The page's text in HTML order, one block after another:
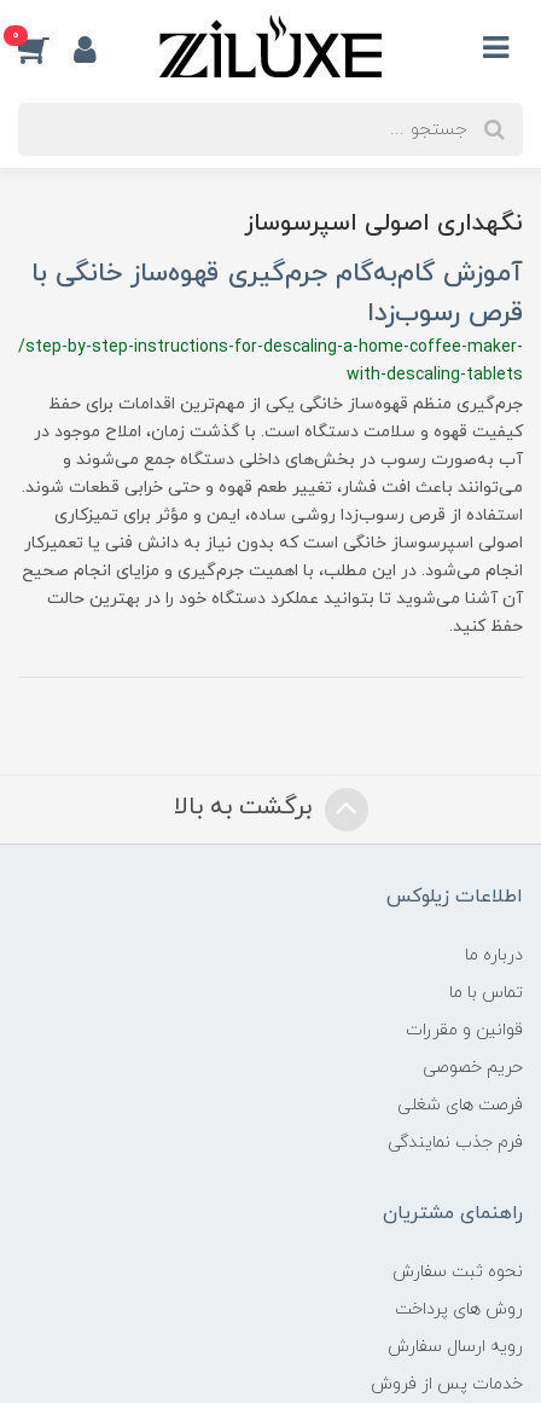
0
نگهداری اصولی اسپرسوساز
آموزش گام‌به‌گام جرم‌گیری قهوه‌ساز خانگی با
قرص رسوب‌زدا
/step-by-step-instructions-for-descaling-a-home-coffee-maker-
with-descaling-tablets
جرم‌گیری منظم قهوه‌ساز خانگی یکی از مهم‌ترین اقدامات برای حفظ
کیفیت قهوه و سلامت دستگاه است. با گذشت زمان، املاح موجود در
آب به‌صورت رسوب در بخش‌های داخلی دستگاه جمع می‌شوند و
می‌توانند باعث افت فشار، تغییر طعم قهوه و حتی خرابی قطعات شوند.
استفاده از قرص رسوب‌زدا روشی ساده، ایمن و مؤثر برای تمیزکاری
اصولی اسپرسوساز خانگی است که بدون نیاز به دانش فنی یا تعمیرکار
انجام می‌شود. در این مطلب، با اهمیت جرم‌گیری و مزایای انجام صحیح
آن آشنا می‌شوید تا بتوانید عملکرد دستگاه خود را در بهترین حالت
حفظ کنید.
برگشت به بالا
اطلاعات زیلوکس
درباره ما
تماس با ما
قوانین و مقررات
حریم خصوصی
فرصت های شغلی
فرم جذب نمایندگی
راهنمای مشتریان
نحوه ثبت سفارش
روش های پرداخت
رویه ارسال سفارش
خدمات پس از فروش